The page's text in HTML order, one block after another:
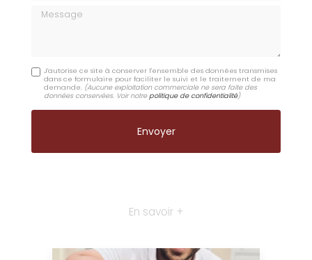
Message
J'autorise ce site à conserver l'ensemble des données transmises
dans ce formulaire pour faciliter le suivi et le traitement de ma
demande. (Aucune exploitation commerciale ne sera faite des
données conservées. Voir notrepolitique de confidentialité)
En savoir +